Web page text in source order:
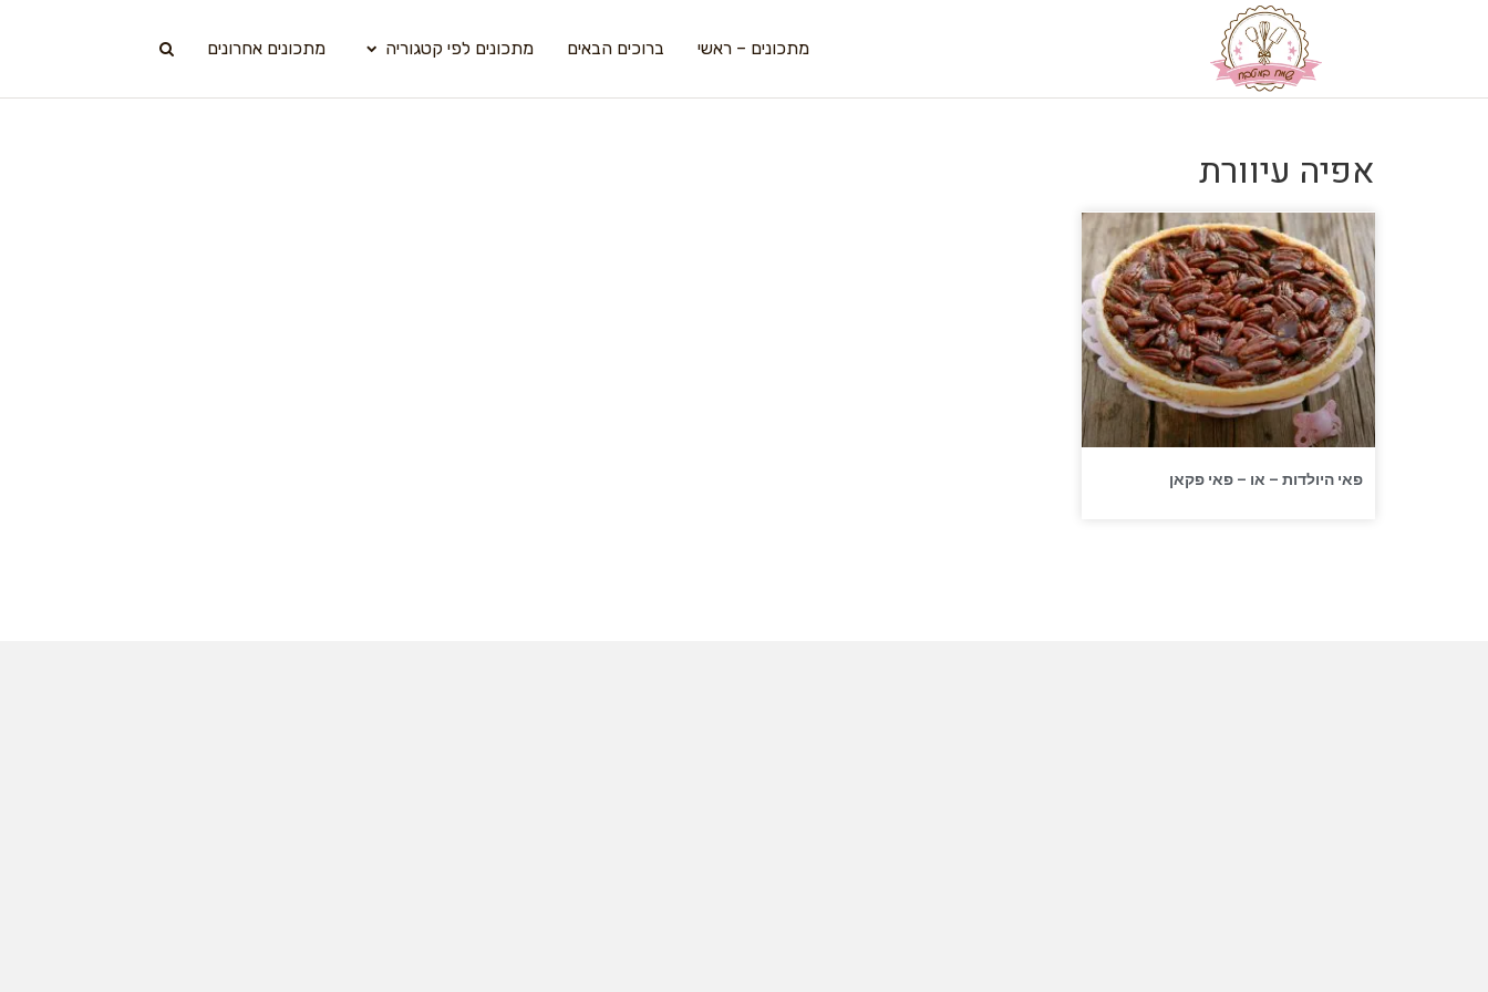
מתכונים – ראשי ברוכים הבאים מתכונים לפי קטגוריה מתכונים אחרונים
אפיה עיוורת
פאי היולדות – או – פאי פקאן